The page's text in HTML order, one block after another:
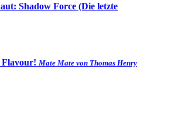
Shadow Force (Die letzte
Mate Mate von Thomas Henry